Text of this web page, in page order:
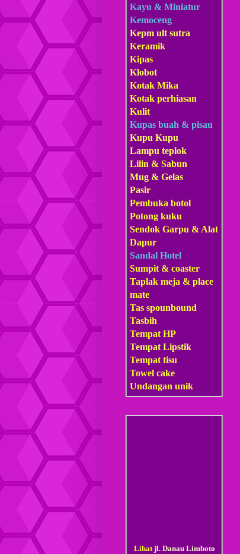
Kayu & Miniatur
Kemoceng
Kepm ult sutra
Keramik
Kipas
Klobot
Kotak Mika
Kotak perhiasan
Kulit
Kupas buah & pisau
Kupu Kupu
Lampu teplok
Lilin & Sabun
Mug & Gelas
Pasir
Pembuka botol
Potong kuku
Sendok Garpu & Alat
Dapur
Sandal Hotel
Sumpit & coaster
Taplak meja & place
mate
Tas spounbound
Tasbih
Tempat HP
Tempat Lipstik
Tempat tisu
Towel cake
Undangan unik
Lihatjl. Danau Limboto